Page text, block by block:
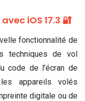
iOS 17.3 🔐
fonctionnalité de
techniques de vol
code de l’écran de
appareils volés
digitale ou de